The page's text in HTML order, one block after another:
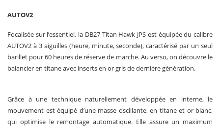
AUTOV2
Focalisée sur l’essentiel, la DB27 Titan Hawk JPS est équipée du calibre
AUTOV2 à 3 aiguilles (heure, minute, seconde), caractérisé par un seul
barillet pour 60 heures de réserve de marche. Au verso, on découvre le
balancier en titane avec inserts en or gris de dernière génération.
Grâce à une technique naturellement développée en interne, le
mouvement est équipé d’une masse oscillante, en titane et or blanc,
qui optimise le remontage automatique. Elle assure un maximum